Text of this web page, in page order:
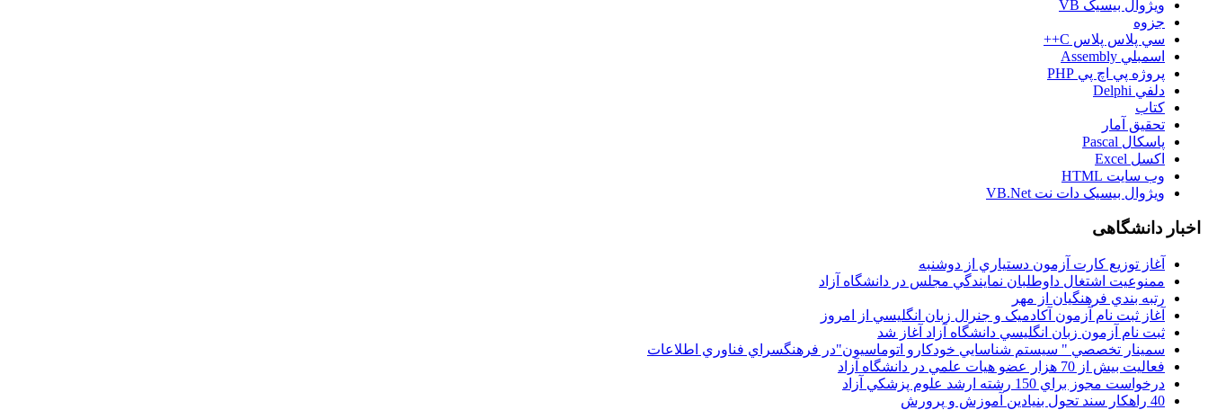
ويژوال بيسيک VB
جزوه
سي پلاس پلاس C++
اسمبلي Assembly
پروژه پي اچ پي PHP
دلفي Delphi
کتاب
تحقيق آمار
پاسکال Pascal
اکسل Excel
وب سايت HTML
ويژوال بيسيک دات نت VB.Net
اخبار دانشگاهی
آغاز توزيع کارت آزمون دستياري از دوشنبه
ممنوعيت اشتغال داوطلبان نمايندگي مجلس در دانشگاه آزاد
رتبه بندي فرهنگيان از مهر
آغاز ثبت نام آزمون آکادميک و جنرال زبان انگليسي از امروز
ثبت نام آزمون زبان انگليسي دانشگاه آزاد آغاز شد
سمينار تخصصي " سيستم شناسايي خودکارو اتوماسيون"در فرهنگسراي فناوري اطلاعات
فعاليت بيش از 70 هزار عضو هيات علمي در دانشگاه آزاد
درخواست مجوز براي 150 رشته ارشد علوم پزشکي آزاد
40 راهکار سند تحول بنيادين آموزش و پرورش